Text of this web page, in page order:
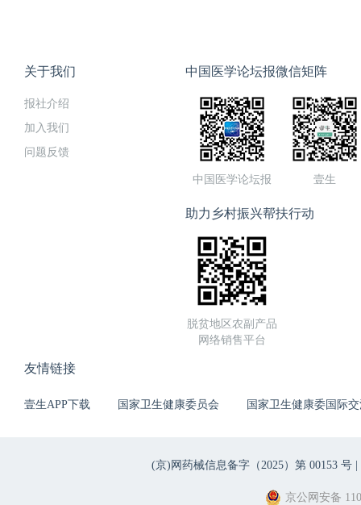
关于我们
报社介绍
加入我们
问题反馈
中国医学论坛报微信矩阵
中国医学论坛报 壹生
助力乡村振兴帮扶行动
脱贫地区农副产品
网络销售平台
友情链接
壹生APP下载 国家卫生健康委员会 国家卫生健康委国际
(京)网药械信息备字（2025）第 00153 号 |
京公网安备